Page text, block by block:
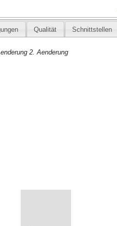
Qualität Schnittstellen
2. Aenderung